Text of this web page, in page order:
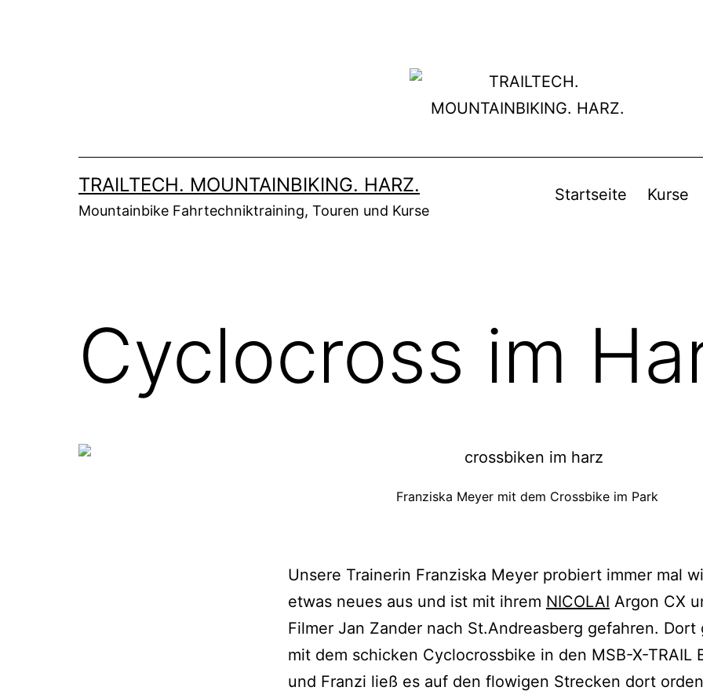
TRAILTECH. MOUNTAINBIKING. HARZ.
Mountainbike Fahrtechniktraining, Touren und Kurse
Startseite Kurse
Cyclocross im
Franziska Meyer mit dem Crossbike im Park
Unsere Trainerin Franziska Meyer probiert immer mal
etwas neues aus und ist mit ihrem NICOLAI Argon CX
Filmer Jan Zander nach St.Andreasberg gefahren. Dort
mit dem schicken Cyclocrossbike in den MSB-X-TRAIL
und Franzi ließ es auf den flowigen Strecken dort